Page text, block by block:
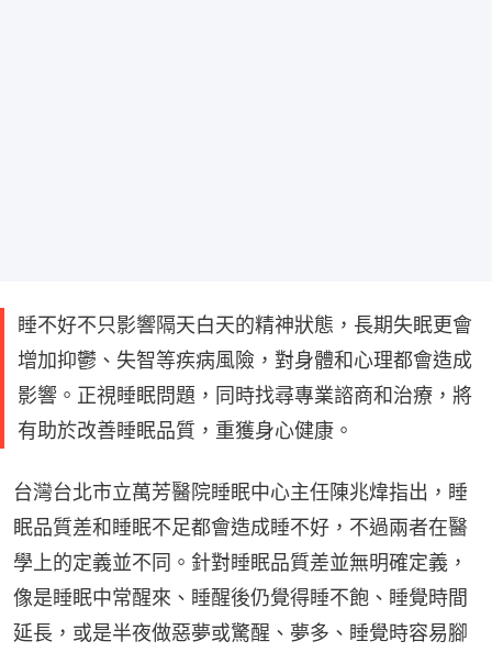
睡不好不只影響隔天白天的精神狀態，長期失眠更會
增加抑鬱、失智等疾病風險，對身體和心理都會造成
影響。正視睡眠問題，同時找尋專業諮商和治療，將
有助於改善睡眠品質，重獲身心健康。
台灣台北市立萬芳醫院睡眠中心主任陳兆煒指出，睡
眠品質差和睡眠不足都會造成睡不好，不過兩者在醫
學上的定義並不同。針對睡眠品質差並無明確定義，
像是睡眠中常醒來、睡醒後仍覺得睡不飽、睡覺時間
延長，或是半夜做惡夢或驚醒、夢多、睡覺時容易腳